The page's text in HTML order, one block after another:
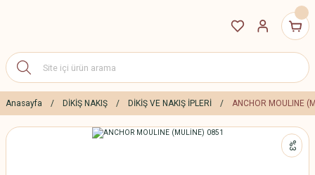
Anasayfa DİKİŞ NAKIŞ DİKİŞ VE NAKIŞ İPLERİ ANCHOR MOULINE
%3